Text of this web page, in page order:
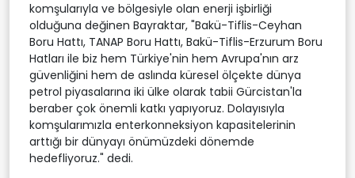
komşularıyla ve bölgesiyle olan enerji işbirliği
olduğuna değinen Bayraktar, "Bakü-Tiflis-Ceyhan
Boru Hattı, TANAP Boru Hattı, Bakü-Tiflis-Erzurum Boru
Hatları ile biz hem Türkiye'nin hem Avrupa'nın arz
güvenliğini hem de aslında küresel ölçekte dünya
petrol piyasalarına iki ülke olarak tabii Gürcistan'la
beraber çok önemli katkı yapıyoruz. Dolayısıyla
komşularımızla enterkonneksiyon kapasitelerinin
arttığı bir dünyayı önümüzdeki dönemde
hedefliyoruz." dedi.